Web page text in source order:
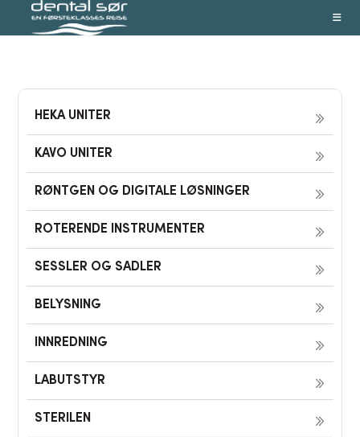
HEKA UNITER
KAVO UNITER
RØNTGEN OG DIGITALE LØSNINGER
ROTERENDE INSTRUMENTER
SESSLER OG SADLER
BELYSNING
INNREDNING
LABUTSTYR
STERILEN